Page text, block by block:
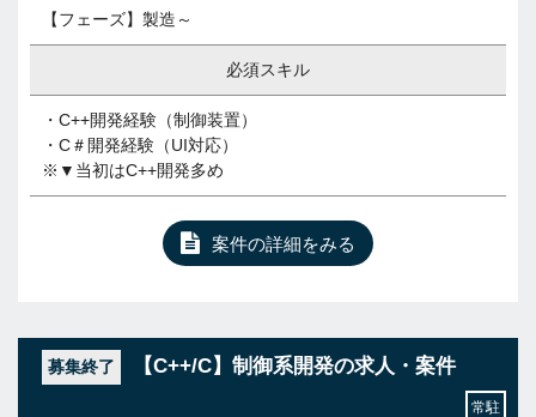
【フェーズ】製造～
必須スキル
・C++開発経験（制御装置）
・C＃開発経験（UI対応）
※▼当初はC++開発多め
案件の詳細をみる
募集終了 【C++/C】制御系開発の求人・案件
常駐